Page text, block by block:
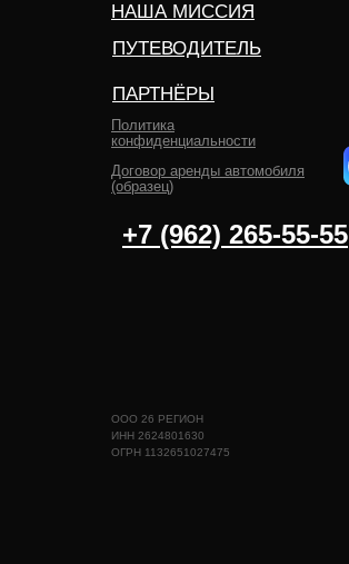
ООО 26 РЕГИОН
ИНН 2624801630
ОГРН 1132651027475
ПУТЕВОДИТЕЛЬ
НАША МИССИЯ
Политика
конфиденциальности
Договор аренды автомобиля
(образец)
ПАРТНЁРЫ
+7 (962) 265-55-55‬